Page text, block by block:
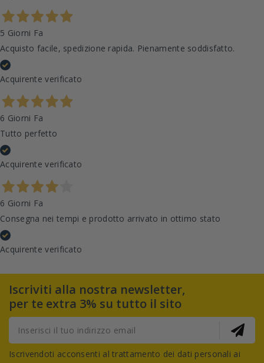
5 Giorni Fa
Acquisto facile, spedizione rapida. Pienamente soddisfatto.
Acquirente verificato
6 Giorni Fa
Tutto perfetto
Acquirente verificato
6 Giorni Fa
Consegna nei tempi e prodotto arrivato in ottimo stato
Acquirente verificato
Iscriviti alla nostra newsletter,
per te extra 3% su tutto il sito
Iscrivendoti acconsenti al trattamento dei dati personali ai